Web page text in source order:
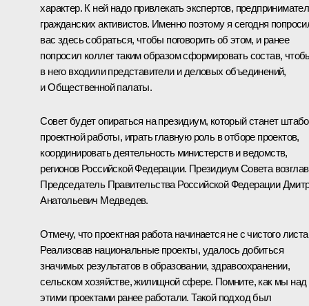
характер. К ней надо привлекать экспертов,
гражданских активистов. Именно поэтому я сегодня
вас здесь собраться, чтобы поговорить об этом, и ранее
попросил коллег таким образом сформировать состав,
в него входили представители и деловых объединений,
и Общественной палаты.
Совет будет опираться на президиум, который станет
проектной работы, играть главную роль в отборе проектов,
координировать деятельность министерств и ведомств,
регионов Российской Федерации. Президиум Совета
Председатель Правительства Российской Федерации
Анатольевич Медведев.
Отмечу, что проектная работа начинается не с чистого
Реализовав национальные проекты, удалось добиться
значимых результатов в образовании, здравоохранении,
сельском хозяйстве, жилищной сфере. Помните, как мы над
этими проектами ранее работали. Такой подход был